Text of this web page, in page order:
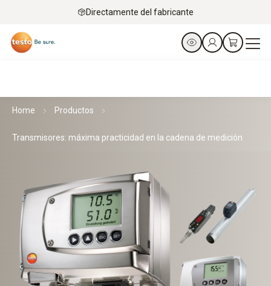
Directamente del fabricante
Home Productos
Transmisores: máxima practicidad en la cadena de medición